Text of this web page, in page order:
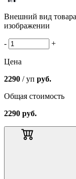
Внешний вид товара
изображении
- +
Цена
2290 / уп руб.
Общая стоимость
2290 руб.